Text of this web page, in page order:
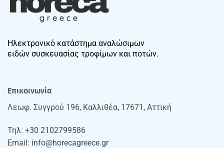
Ηλεκτρονικό κατάστημα αναλώσιμων
ειδών συσκευασίας τροφίμων και ποτών.
Επικοινωνία
Λεωφ. Συγγρού 196, Καλλιθέα, 17671, Αττική
Τηλ: +30 2102799586
Email: info@horecagreece.gr